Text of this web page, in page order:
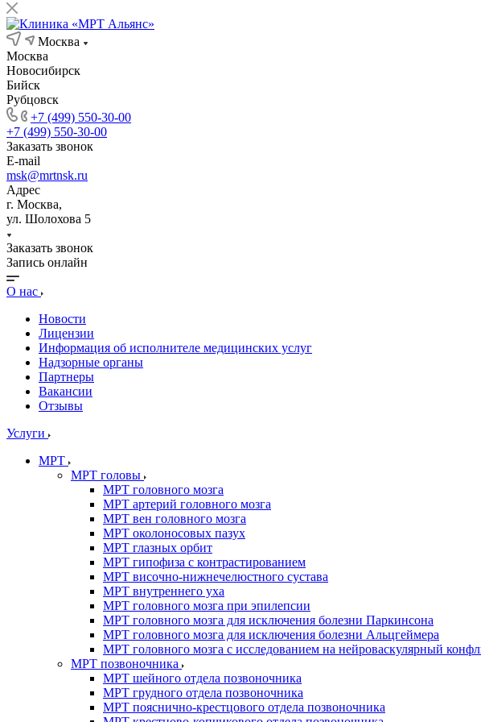
Москва
Москва
Новосибирск
Бийск
Рубцовск
+7 (499) 550-30-00
+7 (499) 550-30-00
Заказать звонок
E-mail
msk@mrtnsk.ru
Адрес
г. Москва,
ул. Шолохова 5
Заказать звонок
Запись онлайн
О нас
Новости
Лицензии
Информация об исполнителе медицинских услуг
Надзорные органы
Партнеры
Вакансии
Отзывы
Услуги
МРТ
МРТ головы
МРТ головного мозга
МРТ артерий головного мозга
МРТ вен головного мозга
МРТ околоносовых пазух
МРТ глазных орбит
МРТ гипофиза с контрастированием
МРТ височно-нижнечелюстного сустава
МРТ внутреннего уха
МРТ головного мозга при эпилепсии
МРТ головного мозга для исключения болезни Паркинсона
МРТ головного мозга для исключения болезни Альцгеймера
МРТ головного мозга с исследованием на нейроваскулярный
МРТ позвоночника
МРТ шейного отдела позвоночника
МРТ грудного отдела позвоночника
МРТ пояснично-крестцового отдела позвоночника